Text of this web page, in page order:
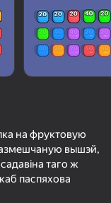
на фруктовую
вышэй,
таго ж
паспяхова